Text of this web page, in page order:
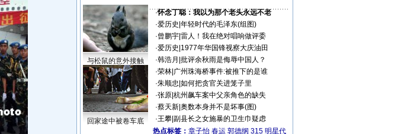
与松鼠的意外接触
回家途中被卷车底
·怀念丁聪：我以为那个老头永远不老
·爱历史 年轻时代的毛泽东(组图)
·曾鹏宇| 雷人！我在绝对唱响做评委
·爱历史 1977年华国锋视察大庆油田
·韩浩月 批评余秋雨是侮辱中国人？
·荣林| 广州珠海桥事件:被推下的是谁
·朱顺忠 如何把贪官关进笼子里
·张原| 杭州飙车案中父亲角色的缺失
·蔡天新| 奥数本身并不是坏事(图)
·王攀| 副县长之女施暴的卫生巾疑虑
热点标签： 章子怡 春运 郭德纲 315 明星代